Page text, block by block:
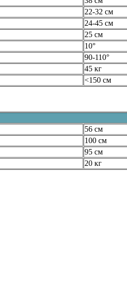
22-32 см
24-45 см
25 см
10°
90-110°
45 кг
<150 см
56 см
100 см
95 см
20 кг